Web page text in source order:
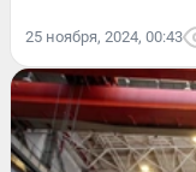
25 ноября, 2024, 00:43